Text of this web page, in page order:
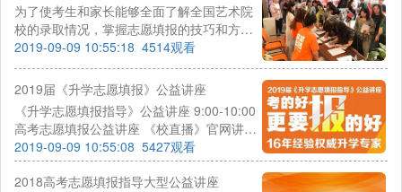
为了使考生和家长能够全面了解全国艺术院
校的录取情况，掌握志愿填报的技巧和方
法，准确填报志愿， 2019年6月25日至27
日在笑笑美术兵团精品校区进行2019届《升
学志愿填报指导》公益讲座。
2019-09-09 10:55:18 4514观看
2019届《升学志愿填报》公益讲座
《升学志愿填报指导》公益讲座 9:00-10:00
高考志愿填报公益讲座 《校直播》官网讲座
同步直播 10:00-18:00现场免费咨询解答 当
天仅限报名的前1-180名家长
2019-09-09 10:55:08 5427观看
2018高考志愿填报指导大型公益讲座